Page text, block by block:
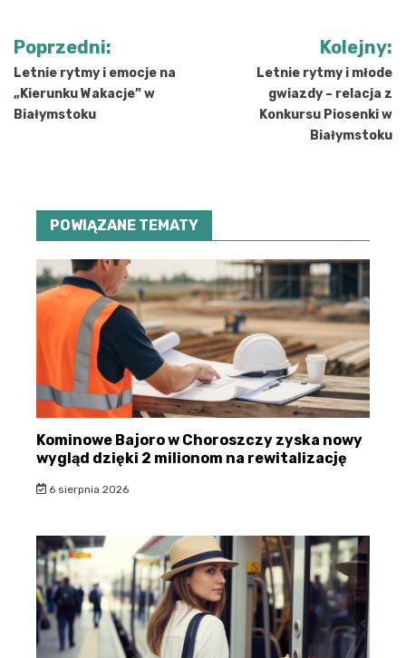
Nawigacja
wpisu
Poprzedni:
Letnie rytmy i emocje na
„Kierunku Wakacje” w
Białymstoku
Kolejny:
Letnie rytmy i młode
gwiazdy – relacja z
Konkursu Piosenki w
Białymstoku
POWIĄZANE TEMATY
Kominowe Bajoro w Choroszczy zyska nowy
wygląd dzięki 2 milionom na rewitalizację
6 sierpnia 2026